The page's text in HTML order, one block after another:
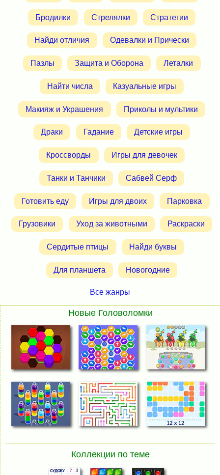
Бродилки Стрелялки Стратегии
Найди отличия Одевалки и Прически
Пазлы Защита и Оборона Леталки
Найти числа Казуальные игры
Макияж и Украшения Приколы и мультики
Драки Гадание Детские игры
Кроссворды Игры для девочек
Танки и Танчики Сабвей Серф
Готовить еду Игры для двоих Парковка
Грузовики Уход за животными Раскраски
Сердитые птицы Найди буквы
Для планшета Новогодние
Все жанры
Новые Головоломки
Коллекции по теме